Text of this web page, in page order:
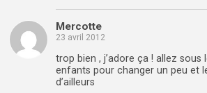
Mercotte
23 avril 2012
trop bien , j’adore ça ! allez sous
enfants pour changer un peu et
d’ailleurs